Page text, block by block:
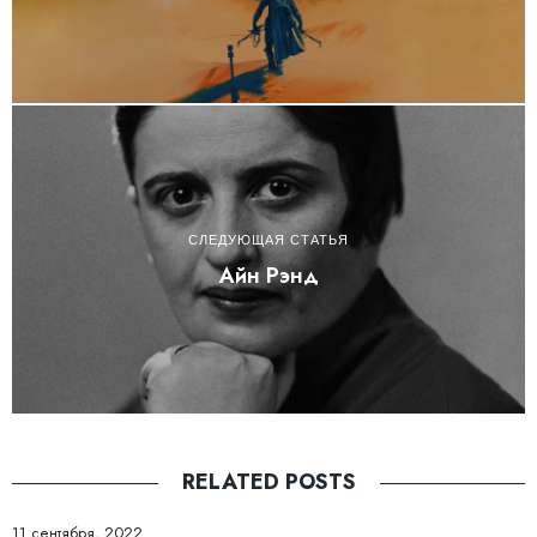
СЛЕДУЮЩАЯ СТАТЬЯ
Айн Рэнд
RELATED POSTS